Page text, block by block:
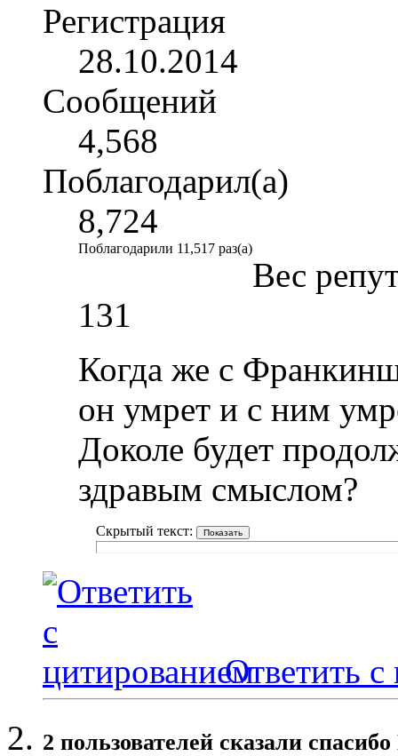
Регистрация
28.10.2014
Сообщений
4,568
Поблагодарил(а)
8,724
Поблагодарили 11,517 раз(а)
Вес
131
Когда же с
он умрет и с ним
Доколе будет
здравым смыслом?
Скрытый текст:
Ответить с
2 пользователей сказали